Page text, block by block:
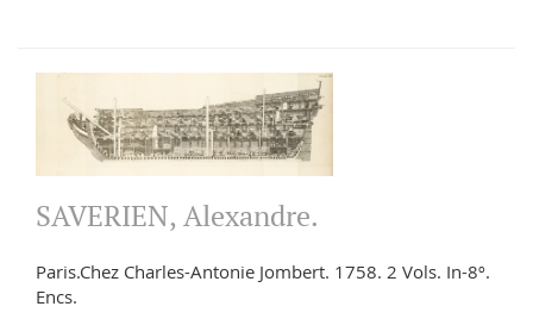
SAVERIEN, Alexandre.
Paris.Chez Charles-Antonie Jombert. 1758. 2 Vols. In-8º.
Encs.